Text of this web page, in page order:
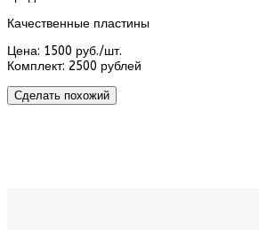
Качественные пластины
Цена: 1500 руб./шт.
Комплект: 2500 рублей
Сделать похожий